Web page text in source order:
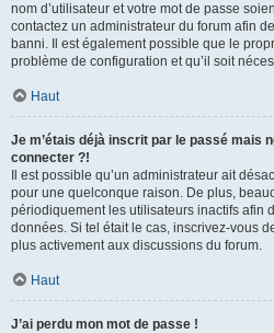
nom d’utilisateur et votre mot de passe
contactez un administrateur du forum afin
banni. Il est également possible que le
problème de configuration et qu’il soit
Haut
Je m’étais déjà inscrit par le passé mais
connecter ?!
Il est possible qu’un administrateur ait
pour une quelconque raison. De plus,
périodiquement les utilisateurs inactifs afin
données. Si tel était le cas, inscrivez-vous
plus activement aux discussions du forum.
Haut
J’ai perdu mon mot de passe !